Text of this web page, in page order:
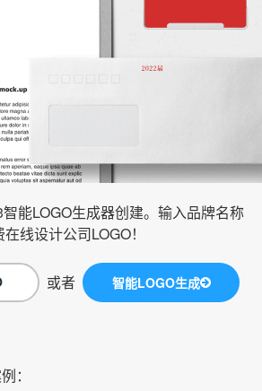
能LOGO生成器创建。输入品牌名称
在线设计公司LOGO！
或者 智能LOGO生成
：